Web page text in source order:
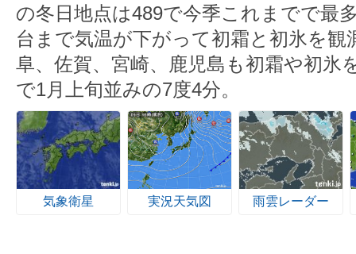
の冬日地点は489で今季これまでで最
台まで気温が下がって初霜と初氷を観
阜、佐賀、宮崎、鹿児島も初霜や初氷
で1月上旬並みの7度4分。
気象衛星 実況天気図 雨雲レーダー